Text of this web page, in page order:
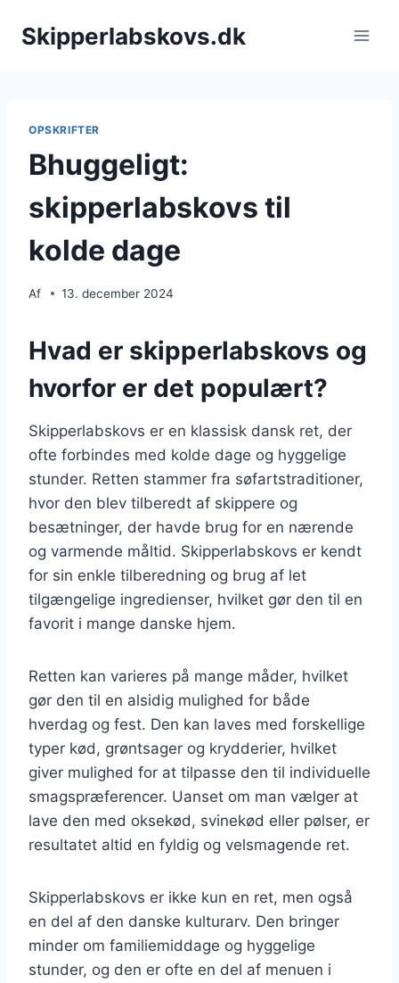
Skipperlabskovs.dk
OPSKRIFTER
Вhuggeligt:
skipperlabskovs til
kolde dage
Af 13. december 2024
Hvad er skipperlabskovs og
hvorfor er det populært?
Skipperlabskovs er en klassisk dansk ret, der
ofte forbindes med kolde dage og hyggelige
stunder. Retten stammer fra søfartstraditioner,
hvor den blev tilberedt af skippere og
besætninger, der havde brug for en nærende
og varmende måltid. Skipperlabskovs er kendt
for sin enkle tilberedning og brug af let
tilgængelige ingredienser, hvilket gør den til en
favorit i mange danske hjem.
Retten kan varieres på mange måder, hvilket
gør den til en alsidig mulighed for både
hverdag og fest. Den kan laves med forskellige
typer kød, grøntsager og krydderier, hvilket
giver mulighed for at tilpasse den til individuelle
smagspræferencer. Uanset om man vælger at
lave den med oksekød, svinekød eller pølser, er
resultatet altid en fyldig og velsmagende ret.
Skipperlabskovs er ikke kun en ret, men også
en del af den danske kulturarv. Den bringer
minder om familiemiddage og hyggelige
stunder, og den er ofte en del af menuen i